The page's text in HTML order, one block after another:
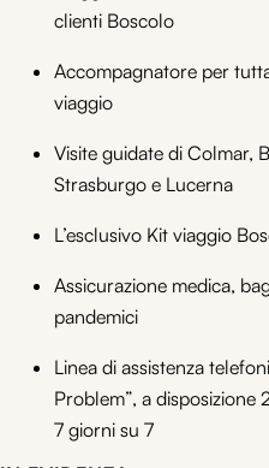
clienti Boscolo
Accompagnatore per
viaggio
Visite guidate di Colmar,
Strasburgo e Lucerna
L’esclusivo Kit viaggio
Assicurazione medica,
pandemici
Linea di assistenza
Problem”, a disposizione
7 giorni su 7